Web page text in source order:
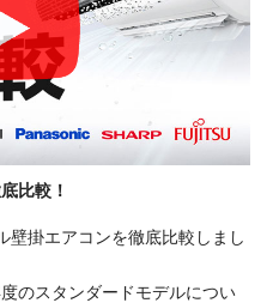
比較！
壁掛エアコンを徹底比較しまし
のスタンダードモデルについ